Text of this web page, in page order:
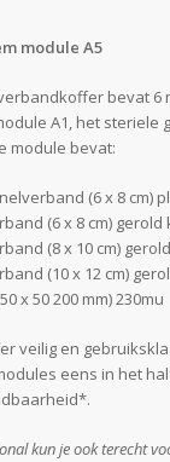
module A5
bevat 6
A1, het steriele
module bevat:
(6 x 8 cm)
(6 x 8 cm) gerold
(8 x 10 cm)
(10 x 12 cm)
x 50 200 mm) 230mu
veilig en
eens in het
kun je ook terecht